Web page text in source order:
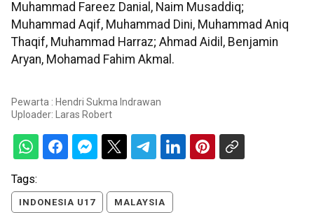
Muhammad Fareez Danial, Naim Musaddiq;
Muhammad Aqif, Muhammad Dini, Muhammad Aniq
Thaqif, Muhammad Harraz; Ahmad Aidil, Benjamin
Aryan, Mohamad Fahim Akmal.
Pewarta : Hendri Sukma Indrawan
Uploader:
Laras Robert
Tags:
INDONESIA U17 MALAYSIA